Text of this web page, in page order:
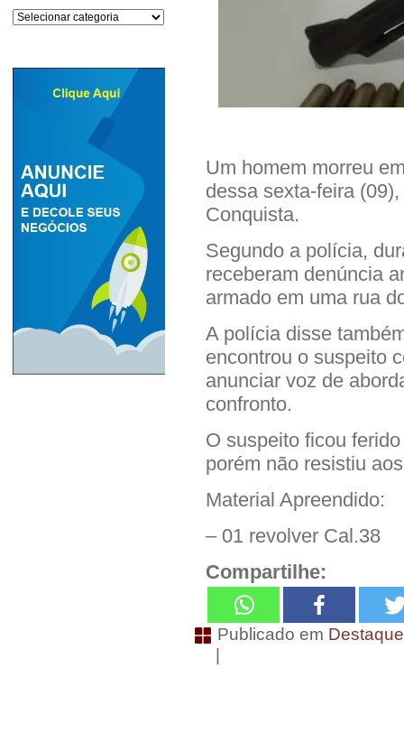
Categorias
Um homem morreu
dessa sexta-feira
Conquista.
Segundo a polícia,
receberam denúncia
armado em uma rua
A polícia disse
encontrou o suspeito
anunciar voz de
confronto.
O suspeito ficou
porém não resistiu
Material Apreendido:
– 01 revolver Cal.38
Compartilhe:
Publicado em
|